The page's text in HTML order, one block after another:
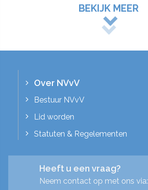
BEKIJK MEER
Over NVvV
Bestuur NVvV
Lid worden
Statuten & Regelementen
Heeft u een vraag?
Neem contact op met ons via: